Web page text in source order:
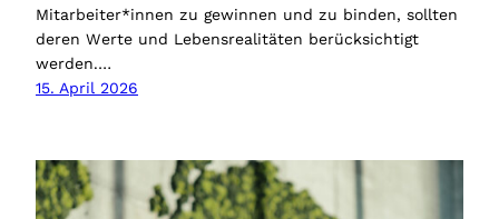
Mitarbeiter*innen zu gewinnen und zu binden, sollten
deren Werte und Lebensrealitäten berücksichtigt
werden.…
15. April 2026